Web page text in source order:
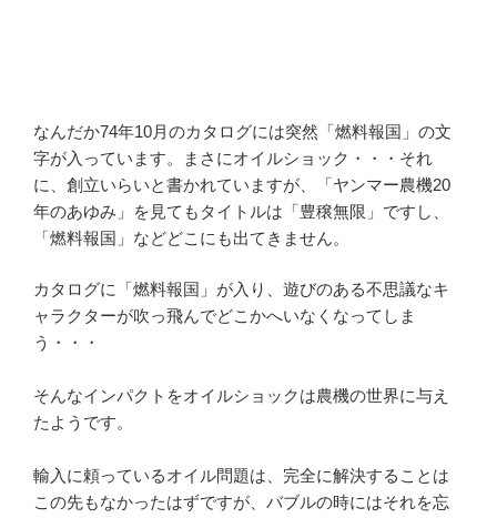
なんだか74年10月のカタログには突然「燃料報国」の文
字が入っています。まさにオイルショック・・・それ
に、創立いらいと書かれていますが、「ヤンマー農機20
年のあゆみ」を見てもタイトルは「豊穣無限」ですし、
「燃料報国」などどこにも出てきません。
カタログに「燃料報国」が入り、遊びのある不思議なキ
ャラクターが吹っ飛んでどこかへいなくなってしま
う・・・
そんなインパクトをオイルショックは農機の世界に与え
たようです。
輸入に頼っているオイル問題は、完全に解決することは
この先もなかったはずですが、バブルの時にはそれを忘